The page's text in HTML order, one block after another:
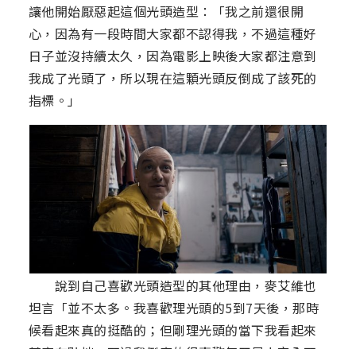
讓他開始厭惡起這個光頭造型：「我之前還很開
心，因為有一段時間大家都不認得我，不過這種好
日子並沒持續太久，因為電影上映後大家都注意到
我成了光頭了，所以現在這顆光頭反倒成了該死的
指標。」
說到自己喜歡光頭造型的其他理由，麥艾維也
坦言「並不太多。我喜歡理光頭的5到7天後，那時
候看起來真的挺酷的；但剛理光頭的當下我看起來